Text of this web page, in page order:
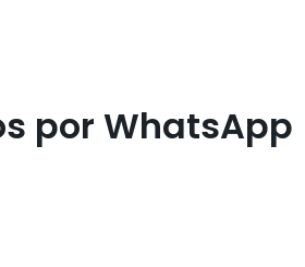
por WhatsApp